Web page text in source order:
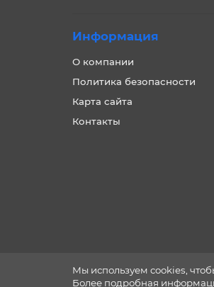
Мы используем cookies,
Более подробная
Информация
О компании
Политика безопасности
Карта сайта
Контакты